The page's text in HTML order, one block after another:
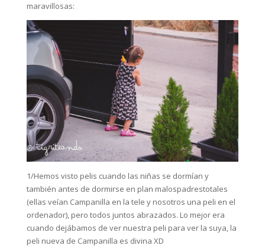
maravillosas:
1/Hemos visto pelis cuando las niñas se dormían y
también antes de dormirse en plan malospadrestotales
(ellas veían Campanilla en la tele y nosotros una peli en el
ordenador), pero todos juntos abrazados. Lo mejor era
cuando dejábamos de ver nuestra peli para ver la suya, la
peli nueva de Campanilla es divina XD